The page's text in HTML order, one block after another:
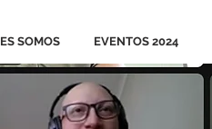
SOMOS EVENTOS 2024